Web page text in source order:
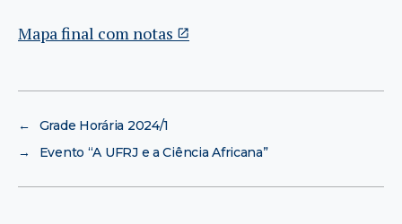
Mapa final com notas
←
Grade Horária 2024/1
→
Evento “A UFRJ e a Ciência Africana”